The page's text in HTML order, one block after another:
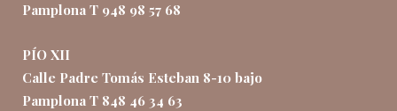
Pamplona T 948 98 57 68
PÍO XII
Calle Padre Tomás Esteban 8-10 bajo
Pamplona T 848 46 34 63